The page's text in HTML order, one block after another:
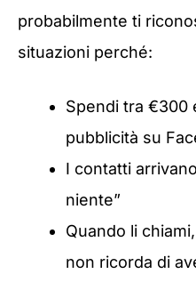
probabilmente ti
situazioni perché:
Spendi tra €300
pubblicità su
I contatti
niente”
Quando li
non ricorda di